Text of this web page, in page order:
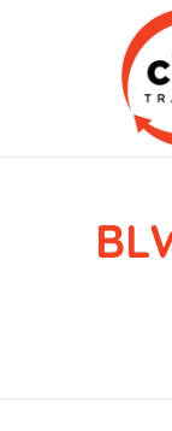
CYP Trading
Professionelle Ersatzteilbeschaffung